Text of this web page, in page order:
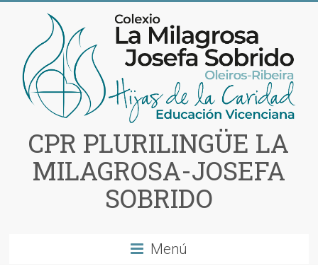
contenido
CPR PLURILINGÜE LA
MILAGROSA-JOSEFA
SOBRIDO
Menú